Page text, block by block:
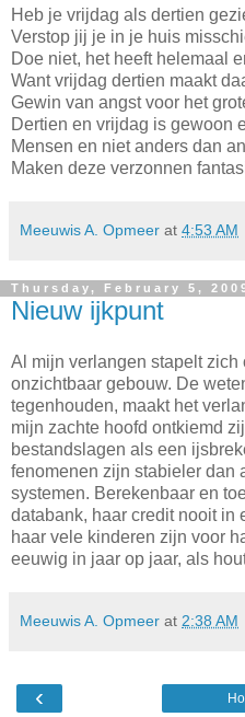
Heb je vrijdag als dertien
Verstop jij je in je huis
Doe niet, het heeft helemaal
Want vrijdag dertien maakt
Gewin van angst voor het
Dertien en vrijdag is gewoon
Mensen en niet anders dan
Maken deze verzonnen
Meeuwis A. Opmeer at 4:53 AM
Thursday, February 5,
Nieuw ijkpunt
Al mijn verlangen stapelt zich
onzichtbaar gebouw. De
tegenhouden, maakt het
mijn zachte hoofd ontkiemd
bestandslagen als een
fenomenen zijn stabieler dan
systemen. Berekenbaar en
databank, haar credit nooit in
haar vele kinderen zijn voor
eeuwig in jaar op jaar, als
Meeuwis A. Opmeer at 2:38 AM
‹